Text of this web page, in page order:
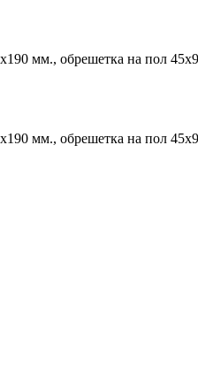
мм., обрешетка на пол
мм., обрешетка на пол